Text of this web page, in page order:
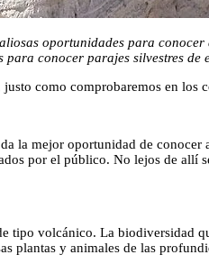
oportunidades para
conocer parajes silvestres de
como comprobaremos en los
la mejor oportunidad de
por el público. No lejos de allí
tipo volcánico. La biodiversidad
plantas y animales de las